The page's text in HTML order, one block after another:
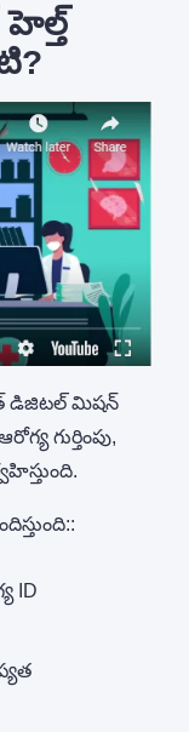
డిజిటల్ మిషన్
గుర్తింపు,
:
ID